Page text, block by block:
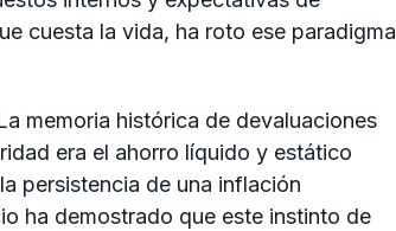
cuesta la vida, ha roto ese paradigma
memoria histórica de devaluaciones
era el ahorro líquido y estático
persistencia de una inflación
ha demostrado que este instinto de